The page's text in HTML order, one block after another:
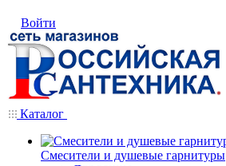
Войти
Каталог
Смесители и душевые гарнитуры